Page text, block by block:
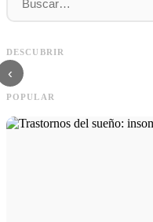
DESCUBRIR
‹
durch gezieltes Online Marketing
POPULAR